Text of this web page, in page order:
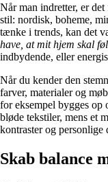
Når man indretter, er
stil: nordisk, boheme,
tænke i trends, kan det
have, at mit hjem skal
indbydende, eller
Når du kender den
farver, materialer og
for eksempel bygges op
bløde tekstiler, mens et
kontraster og personlige
Skab balance